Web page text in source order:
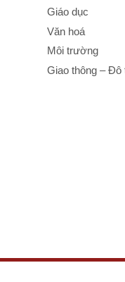
Giáo dục
Văn hoá
Môi trường
Giao thông – Đô